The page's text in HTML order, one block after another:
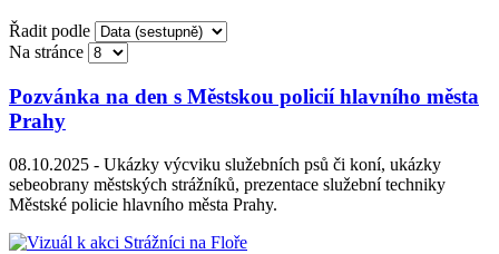
Řadit podle
Na stránce
Pozvánka na den s Městskou policií hlavního města
Prahy
08.10.2025 - Ukázky výcviku služebních psů či koní, ukázky
sebeobrany městských strážníků, prezentace služební techniky
Městské policie hlavního města Prahy.